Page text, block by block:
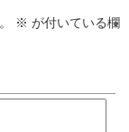
※ が付いている欄